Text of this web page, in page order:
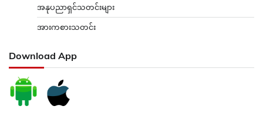
အနုပညာရှင်သတင်းများ
အားကစားသတင်း
Download App